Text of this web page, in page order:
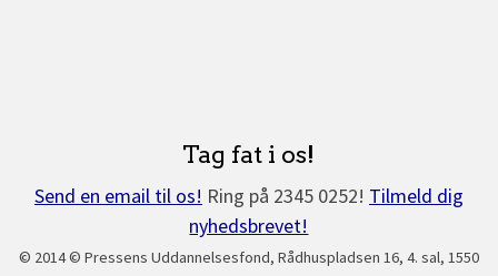
Tag fat i os!
Send en email til os! Ring på 2345 0252! Tilmeld dig
nyhedsbrevet!
© 2014 © Pressens Uddannelsesfond, Rådhuspladsen 16, 4. sal, 1550